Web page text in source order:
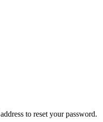
to reset your password.